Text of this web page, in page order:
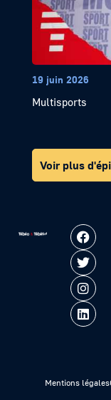
19 juin 2026
Multisports
Voir plus
Mentions légales